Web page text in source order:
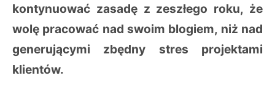
kontynuować zasadę z zeszłego roku, że
wolę pracować nad swoim blogiem, niż nad
generującymi zbędny stres projektami
klientów.